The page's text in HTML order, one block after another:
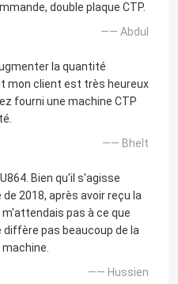
double plaque CTP.
—— Abdul
la quantité
mon client est très heureux
fourni une machine CTP
—— Bhelt
Bien qu'il s'agisse
2018, après avoir reçu la
m'attendais pas à ce que
diffère pas beaucoup de la
—— Hussien